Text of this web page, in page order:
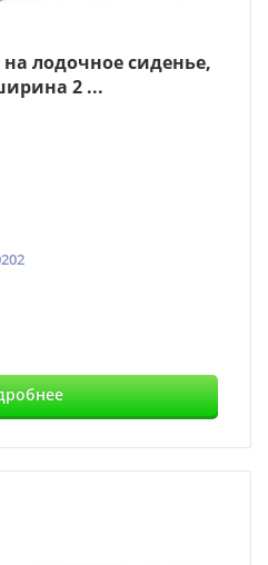
лодочное сиденье,
2 ...